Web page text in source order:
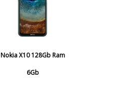
Nokia X10 128Gb Ram
6Gb